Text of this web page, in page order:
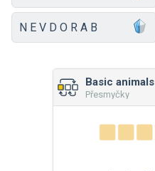
N E V D O R A B
Basic animals
Přesmyčky